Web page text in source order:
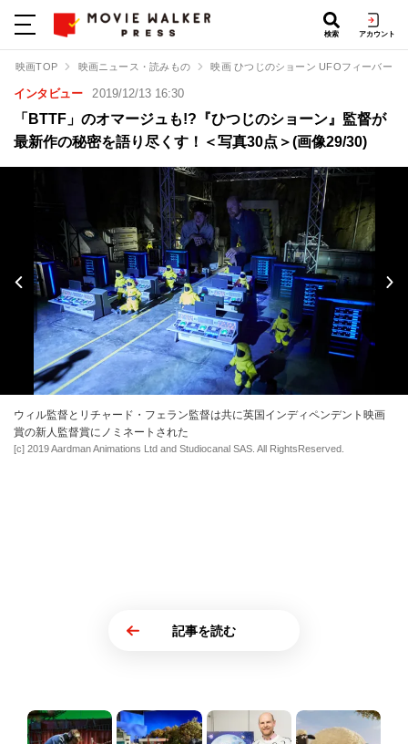
検索 アカウント
映画TOP 映画ニュース・読みもの 映画 ひつじのショーン UFOフィーバー！
インタビュー 2019/12/13 16:30
「BTTF」のオマージュも!?『ひつじのショーン』監督が
最新作の秘密を語り尽くす！＜写真30点＞(画像29/30)
ウィル監督とリチャード・フェラン監督は共に英国インディペンデント映画
賞の新人監督賞にノミネートされた
[c] 2019 Aardman Animations Ltd and Studiocanal SAS. All RightsReserved.
記事を読む